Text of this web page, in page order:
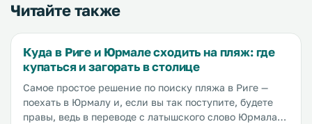
Читайте также
Куда в Риге и Юрмале сходить на пляж: где
купаться и загорать в столице
Самое простое решение по поиску пляжа в Риге —
поехать в Юрмалу и, если вы так поступите, будете
правы, ведь в переводе с латышского слово Юрмала